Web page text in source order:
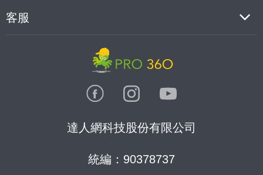
客服
達人網科技股份有限公司
統編：90378737